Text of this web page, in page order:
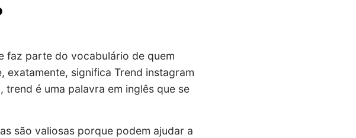
faz parte do vocabulário de quem
exatamente, significa Trend instagram
é uma palavra em inglês que se
são valiosas porque podem ajudar a